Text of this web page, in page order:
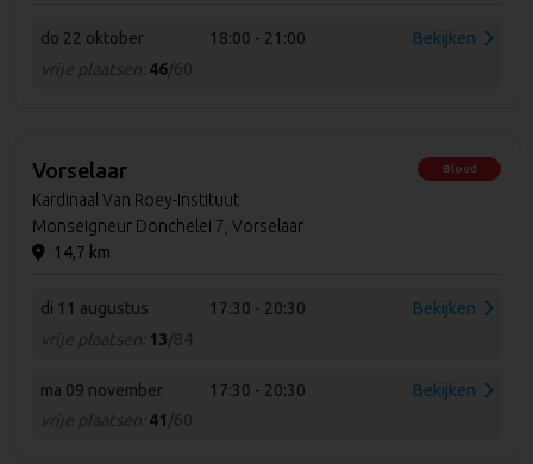
do 22 oktober
18:00 - 21:00
vrije plaatsen: 46/60
Bekijken
Vorselaar
Kardinaal Van Roey-Instituut
Monseigneur Donchelei 7, Vorselaar
14,7 km
Bloed
di 11 augustus
17:30 - 20:30
vrije plaatsen: 13/84
Bekijken
ma 09 november
17:30 - 20:30
vrije plaatsen: 41/60
Bekijken